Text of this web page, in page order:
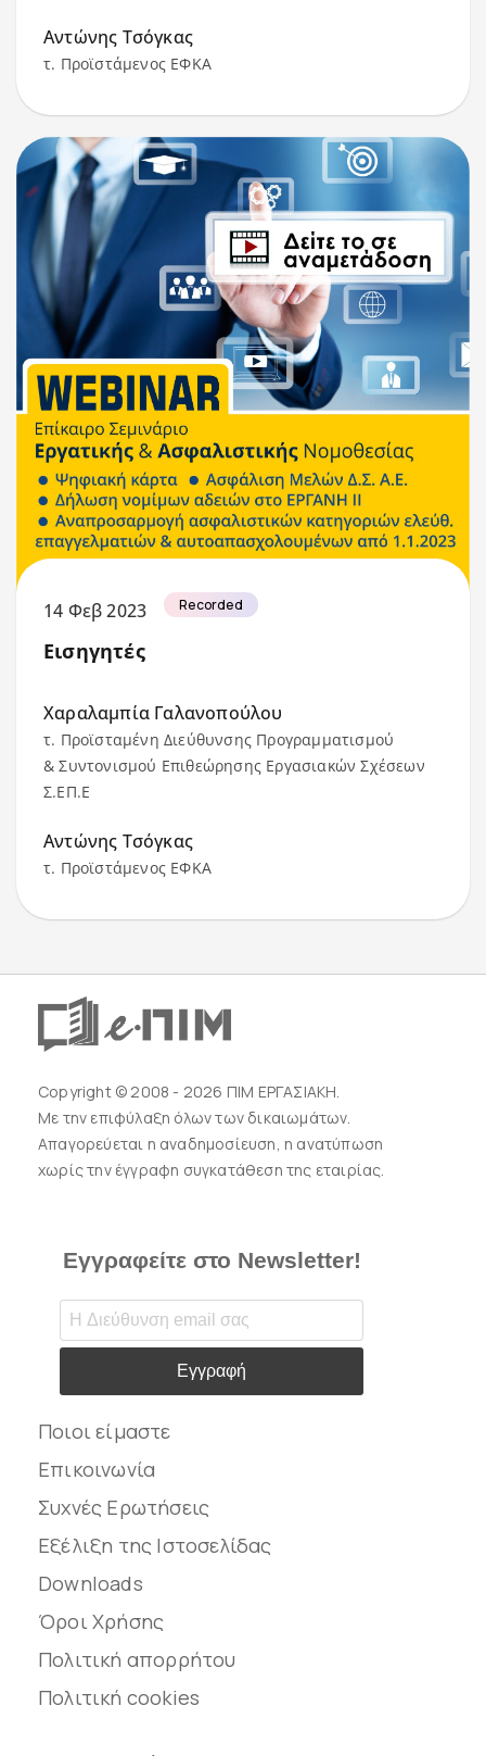
Αντώνης Τσόγκας
τ. Προϊστάμενος ΕΦΚΑ
14 Φεβ 2023 Recorded
Εισηγητές
Χαραλαμπία Γαλανοπούλου
τ. Προϊσταμένη Διεύθυνσης Προγραμματισμού
& Συντονισμού Επιθεώρησης Εργασιακών Σχέσεων
Σ.ΕΠ.Ε
Αντώνης Τσόγκας
τ. Προϊστάμενος ΕΦΚΑ
Copyright © 2008 - 2026 ΠΙΜ ΕΡΓΑΣΙΑΚΗ.
Με την επιφύλαξη όλων των δικαιωμάτων.
Απαγορεύεται η αναδημοσίευση, η ανατύπωση
χωρίς την έγγραφη συγκατάθεση της εταιρίας.
Εγγραφείτε στο Newsletter!
Εγγραφή
Ποιοι είμαστε
Επικοινωνία
Συχνές Ερωτήσεις
Εξέλιξη της Ιστοσελίδας
Downloads
Όροι Χρήσης
Πολιτική απορρήτου
Πολιτική cookies